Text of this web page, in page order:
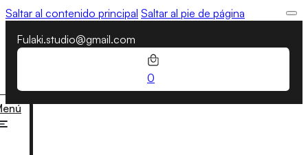
Saltar al contenido principal Saltar al pie de página
Fulaki.studio@gmail.com
0